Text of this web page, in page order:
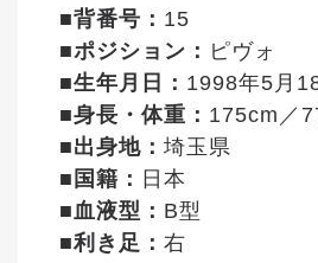
■背番号： 15
■ポジション： ピヴォ
■生年月日： 1998年5月
■身長・体重： 175cm／
■出身地： 埼玉県
■国籍： 日本
■血液型： B型
■利き足： 右